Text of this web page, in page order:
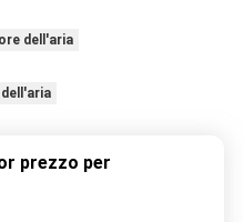
dell'aria
prezzo per